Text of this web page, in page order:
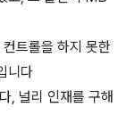
트롤을 하지 못한
니다
, 널리 인재를 구해